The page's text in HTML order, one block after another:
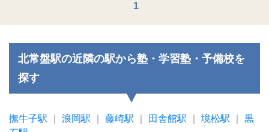
1
北常盤駅の近隣の駅から塾・学習塾・予備校を
探す
撫牛子駅 浪岡駅 藤崎駅 田舎館駅 境松駅
黒